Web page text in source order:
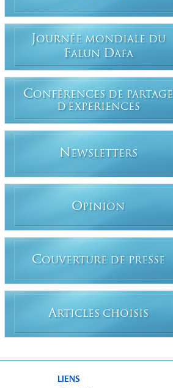
JOURNÉE MONDIALE DU
FALUN DAFA
CONFÉRENCES DE PARTAGE
D'EXPERIENCES
N EWSLETTERS
OPINION
COUVERTURE DE PRESSE
ARTICLES CHOISIS
LIENS